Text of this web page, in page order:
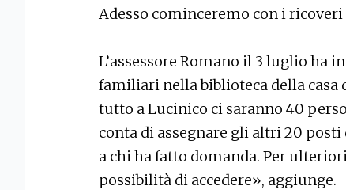
Adesso cominceremo con i ricoveri
L’assessore Romano il 3 luglio ha
familiari nella biblioteca della casa
tutto a Lucinico ci saranno 40
conta di assegnare gli altri 20
a chi ha fatto domanda. Per
possibilità di accedere», aggiunge.